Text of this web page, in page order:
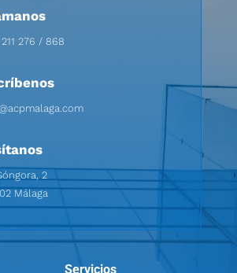
276 / 868
2
Málaga
Servicios